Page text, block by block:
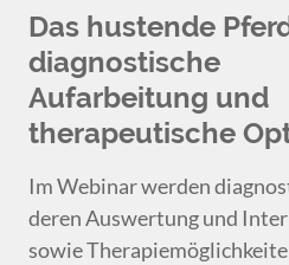
Das hustende
diagnostische
Aufarbeitung und
therapeutische
Im Webinar werden
deren Auswertung und
sowie